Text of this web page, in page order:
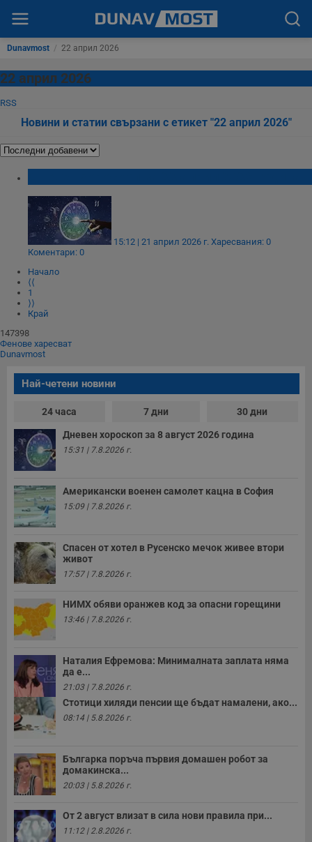
Dunavmost / 22 април 2026
22 април 2026
RSS
Новини и статии свързани с етикет "22 април 2026"
15:12 | 21 април 2026 г. Харесвания: 0
Коментари: 0
Начало
⟨⟨
1
⟩⟩
Край
147398
Фенове харесват
Dunavmost
Най-четени новини
24 часа 7 дни 30 дни
Дневен хороскоп за 8 август 2026 година
15:31 | 7.8.2026 г.
Американски военен самолет кацна в София
15:09 | 7.8.2026 г.
Спасен от хотел в Русенско мечок живее втори
живот
17:57 | 7.8.2026 г.
НИМХ обяви оранжев код за опасни горещини
13:46 | 7.8.2026 г.
Наталия Ефремова: Минималната заплата няма
да е...
21:03 | 7.8.2026 г.
Стотици хиляди пенсии ще бъдат намалени, ако...
08:14 | 5.8.2026 г.
Българка поръча първия домашен робот за
домакинска...
20:03 | 5.8.2026 г.
От 2 август влизат в сила нови правила при...
11:12 | 2.8.2026 г.